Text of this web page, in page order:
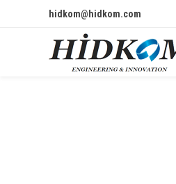
hidkom@hidkom.com